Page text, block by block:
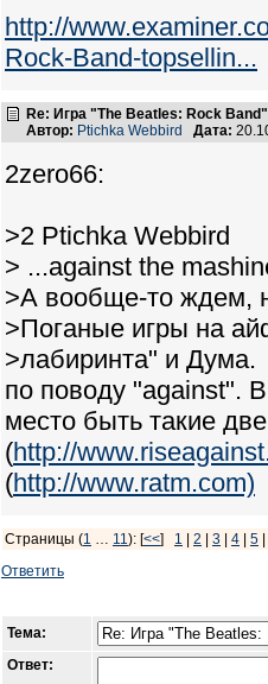
http://
Rock-Band-topsellin...
Re: Игра "The Beatles: Rock Band"
Автор: Ptichka Webbird Дата:
2zero66:
>2 Ptichka Webbird
> ...against the
>А вообще-то ждем,
>Поганые игры на
>лабиринта" и Дума.
по поводу "against".
место быть такие
(http://
(http://www.ratm.com)
Страницы (1 … 11): [<<] 1 2 3 4 5
Ответить
Тема:
Ответ: